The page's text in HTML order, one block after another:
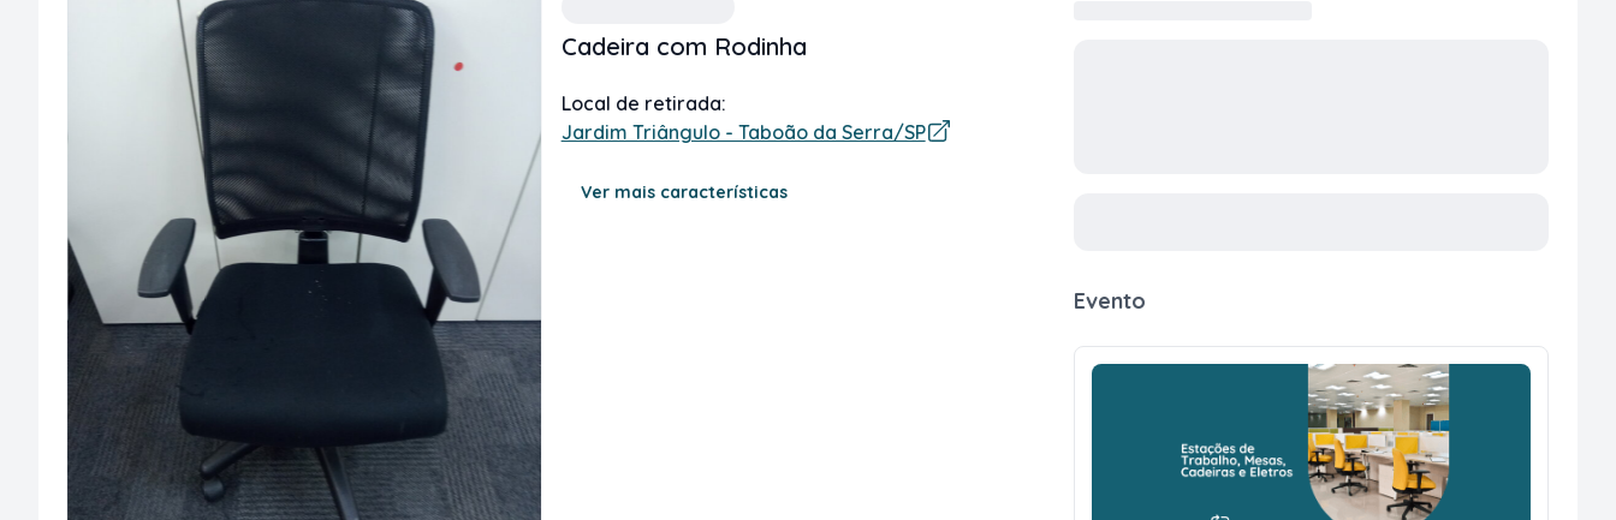
Cadeira com Rodinha
Local de retirada:
Jardim Triângulo - Taboão da Serra/SP
Ver mais características
Evento